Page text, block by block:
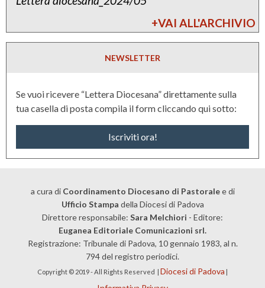
c
s
c
t
s
t
e
s
s
+VAI ALL'ARCHIVIO
NEWSLETTER
Se vuoi ricevere “Lettera Diocesana” direttamente sulla
tua casella di posta compila il form cliccando qui sotto:
Iscriviti ora!
a cura di Coordinamento Diocesano di Pastoralee di
Ufficio Stampa della Diocesi di Padova
Direttore responsabile: Sara Melchiori - Editore:
Euganea Editoriale Comunicazioni srl.
Registrazione: Tribunale di Padova, 10 gennaio 1983, al n.
794 del registro periodici.
Copyright © 2019 - All Rights Reserved | Diocesi di Padova